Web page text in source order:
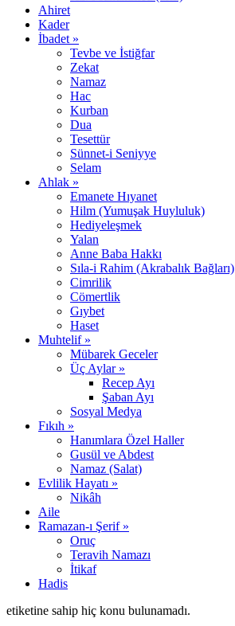
Ahiret
Kader
İbadet »
Tevbe ve İstiğfar
Zekat
Namaz
Hac
Kurban
Dua
Tesettür
Sünnet-i Seniyye
Selam
Ahlak »
Emanete Hıyanet
Hilm (Yumuşak Huyluluk)
Hediyeleşmek
Yalan
Anne Baba Hakkı
Sıla-i Rahim (Akrabalık Bağları)
Cimrilik
Cömertlik
Gıybet
Haset
Muhtelif »
Mübarek Geceler
Üç Aylar »
Recep Ayı
Şaban Ayı
Sosyal Medya
Fıkıh »
Hanımlara Özel Haller
Gusül ve Abdest
Namaz (Salat)
Evlilik Hayatı »
Nikâh
Aile
Ramazan-ı Şerif »
Oruç
Teravih Namazı
İtikaf
Hadis
etiketine sahip hiç konu bulunamadı.